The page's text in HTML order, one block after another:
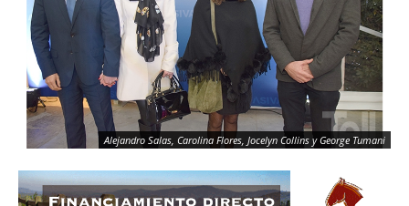
Alejandro Salas, Carolina Flores, Jocelyn Collins y George Tumani